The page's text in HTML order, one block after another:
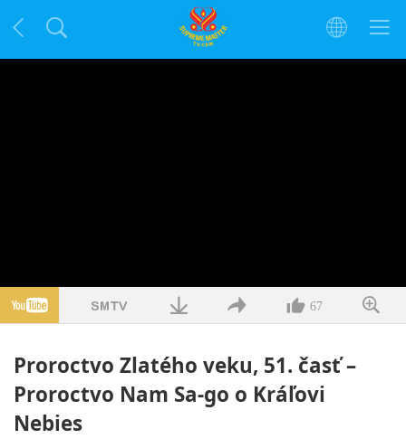
67
Proroctvo Zlatého veku, 51. časť –
Proroctvo Nam Sa-go o Kráľovi
Nebies